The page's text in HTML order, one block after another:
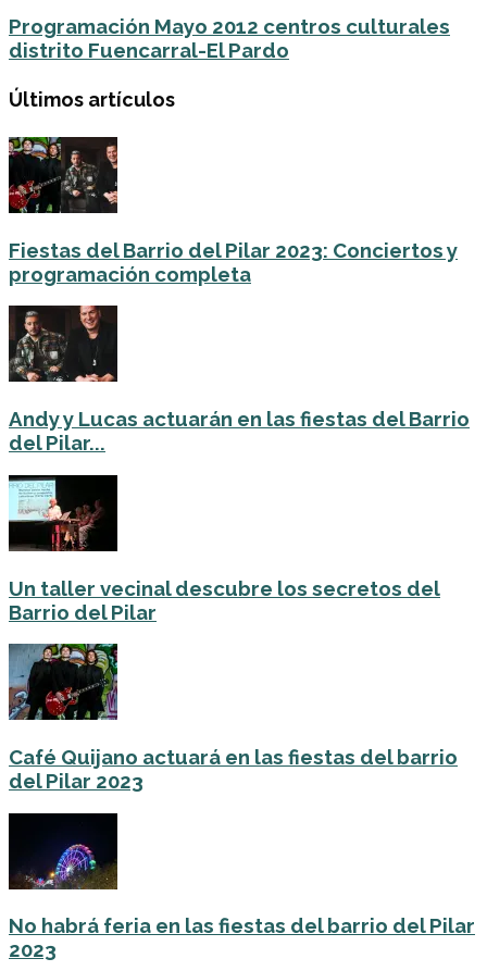
Programación Mayo 2012 centros culturales
distrito Fuencarral-El Pardo
Últimos artículos
Fiestas del Barrio del Pilar 2023: Conciertos y
programación completa
Andy y Lucas actuarán en las fiestas del Barrio
del Pilar...
Un taller vecinal descubre los secretos del
Barrio del Pilar
Café Quijano actuará en las fiestas del barrio
del Pilar 2023
No habrá feria en las fiestas del barrio del Pilar
2023